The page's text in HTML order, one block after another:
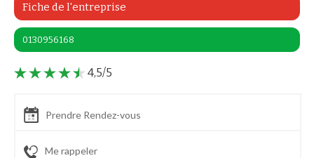
Fiche de l'entreprise
0130956168
4,5/5
Prendre Rendez-vous
Me rappeler